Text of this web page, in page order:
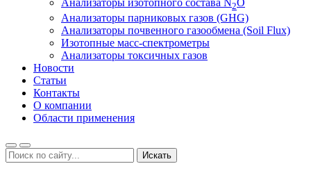
Анализаторы изотопного состава N2O
Анализаторы парниковых газов (GHG)
Анализаторы почвенного газообмена (Soil Flux)
Изотопные масс-спектрометры
Анализаторы токсичных газов
Новости
Статьи
Контакты
О компании
Области применения
Искать